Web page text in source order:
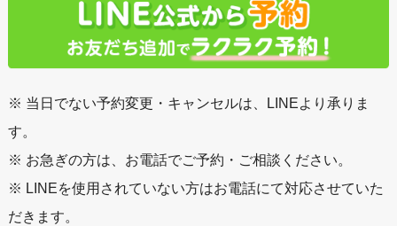
※ 当日でない予約変更・キャンセルは、LINEより承りま
す。
※ お急ぎの方は、お電話でご予約・ご相談ください。
※ LINEを使用されていない方はお電話にて対応させていた
だきます。